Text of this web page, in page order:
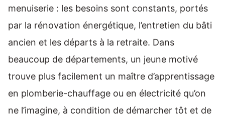
menuiserie : les besoins sont constants, portés
par la rénovation énergétique, l’entretien du bâti
ancien et les départs à la retraite. Dans
beaucoup de départements, un jeune motivé
trouve plus facilement un maître d’apprentissage
en plomberie-chauffage ou en électricité qu’on
ne l’imagine, à condition de démarcher tôt et de